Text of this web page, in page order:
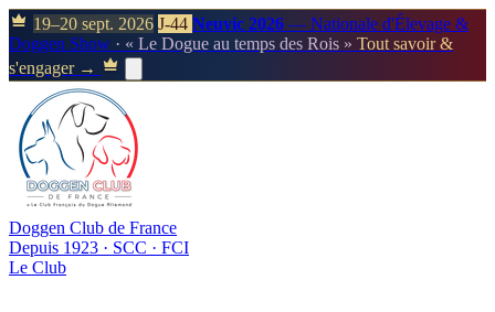
19–20 sept. 2026 J-44 Neuvic 2026 — Nationale d'Élevage &
Doggen Show · « Le Dogue au temps des Rois » Tout savoir &
s'engager →
Doggen Club de France
Depuis 1923 · SCC · FCI
Le Club